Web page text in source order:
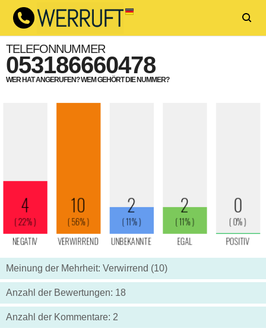
TELEFONNUMMER
053186660478
WER HAT ANGERUFEN? WEM GEHÖRT DIE NUMMER?
Meinung der Mehrheit: Verwirrend (10)
Anzahl der Bewertungen: 18
Anzahl der Kommentare: 2